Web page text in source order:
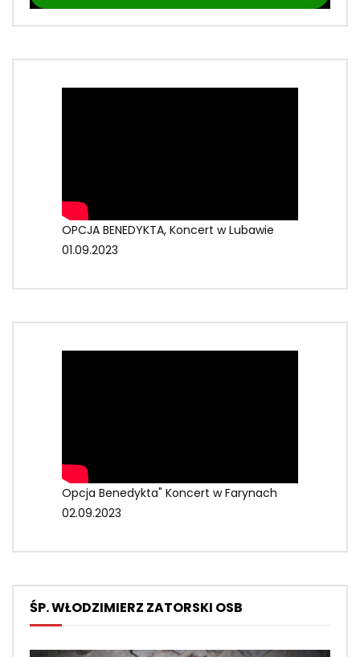
OPCJA BENEDYKTA, Koncert w Lubawie
01.09.2023
Opcja Benedykta" Koncert w Farynach
02.09.2023
ŚP. WŁODZIMIERZ ZATORSKI OSB